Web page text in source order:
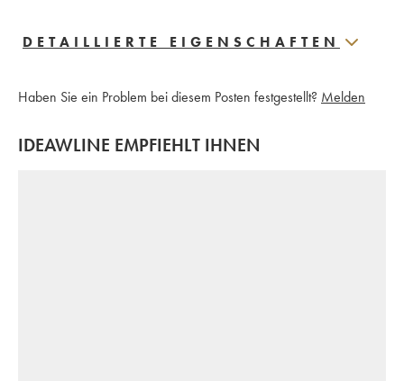
DETAILLIERTE EIGENSCHAFTEN
Haben Sie ein Problem bei diesem Posten festgestellt? Melden
IDEAWLINE EMPFIEHLT IHNEN